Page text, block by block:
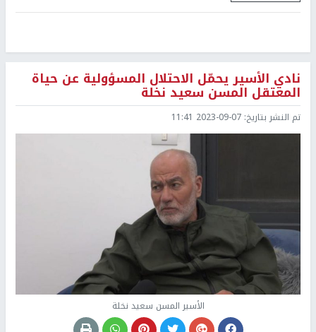
نادي الأسير يحمّل الاحتلال المسؤولية عن حياة
المعتقل المسن سعيد نخلة
تم النشر بتاريخ: 2023-09-07 11:41
الأسير المسن سعيد نخلة